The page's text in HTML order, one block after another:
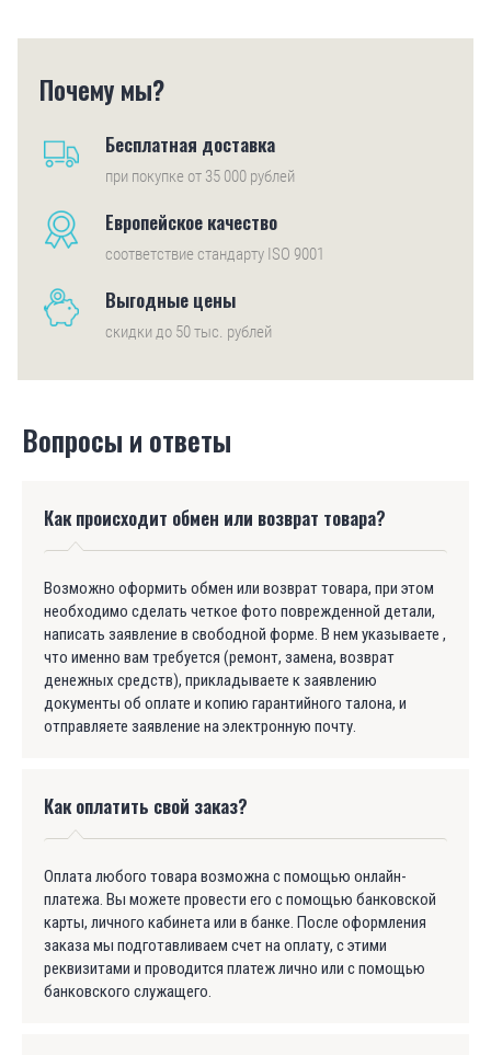
Почему мы?
Бесплатная доставка
при покупке от 35 000 рублей
Европейское качество
соответствие стандарту ISO 9001
Выгодные цены
скидки до 50 тыс. рублей
Вопросы и ответы
Как происходит обмен или возврат товара?
Возможно оформить обмен или возврат товара, при этом
необходимо сделать четкое фото поврежденной детали,
написать заявление в свободной форме. В нем указываете ,
что именно вам требуется (ремонт, замена, возврат
денежных средств), прикладываете к заявлению
документы об оплате и копию гарантийного талона, и
отправляете заявление на электронную почту.
Как оплатить свой заказ?
Оплата любого товара возможна с помощью онлайн-
платежа. Вы можете провести его с помощью банковской
карты, личного кабинета или в банке. После оформления
заказа мы подготавливаем счет на оплату, с этими
реквизитами и проводится платеж лично или с помощью
банковского служащего.